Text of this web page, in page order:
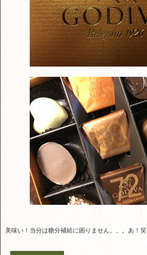
美味い！当分は糖分補給に困りません。。。あ！笑